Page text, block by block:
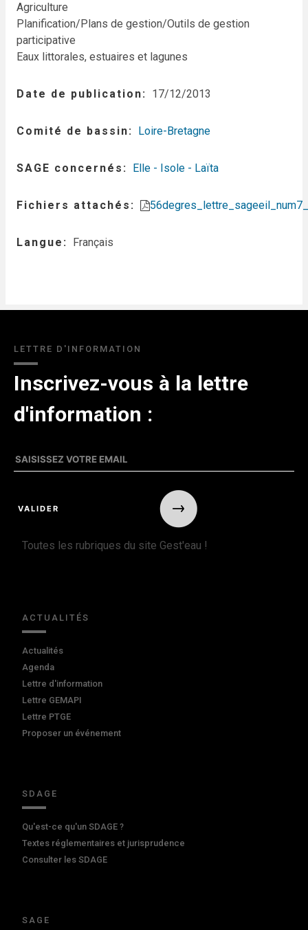
Agriculture
Planification/Plans de gestion/Outils de gestion
participative
Eaux littorales, estuaires et lagunes
Date de publication 17/12/2013
Comité de bassin Loire-Bretagne
SAGE concernés Elle - Isole - Laïta
Fichiers attachés
Langue Français
LETTRE D'INFORMATION
Inscrivez-vous à la lettre
d'information :
Toutes les rubriques du site Gest'eau !
ACTUALITÉS
Actualités
Agenda
Lettre d'information
Lettre GEMAPI
Lettre PTGE
Proposer un événement
SDAGE
Qu'est-ce qu'un SDAGE ?
Textes réglementaires et jurisprudence
Consulter les SDAGE
SAGE